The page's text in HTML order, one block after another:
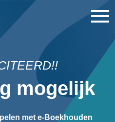
mogelijk
met e-Boekhouden